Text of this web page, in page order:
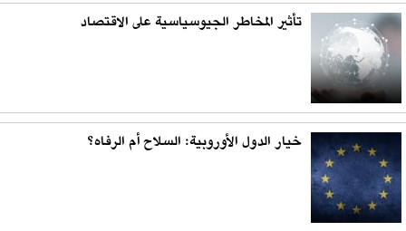
تأثير المخاطر الجيوسياسية على الاقتصاد
خيار الدول الأوروبية: السلاح أم الرفاه؟